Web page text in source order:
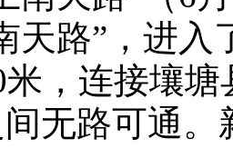
天路”，进
米，连接壤
无路可通。